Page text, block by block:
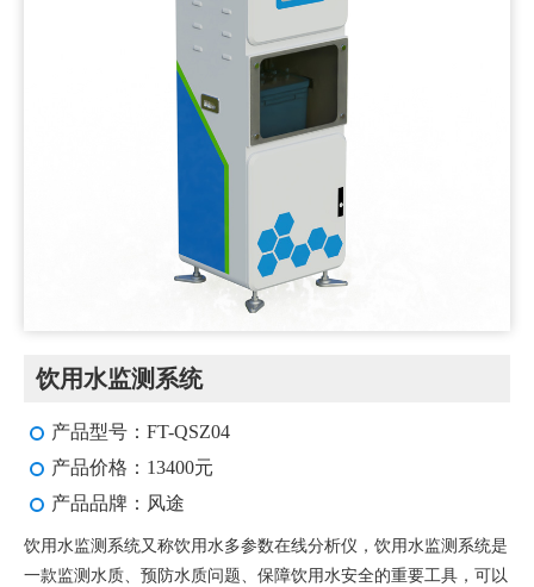
饮用水监测系统
产品型号：FT-QSZ04
产品价格：13400元
产品品牌：风途
饮用水监测系统又称饮用水多参数在线分析仪，饮用水监测系统是
一款监测水质、预防水质问题、保障饮用水安全的重要工具，可以